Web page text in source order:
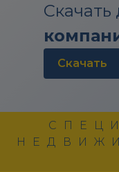
Скачать
скачать